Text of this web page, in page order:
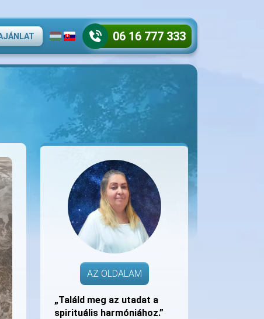
06 16 777 333
AZ OLDALAM
„Találd meg az utadat a
spirituális harmóniához.”